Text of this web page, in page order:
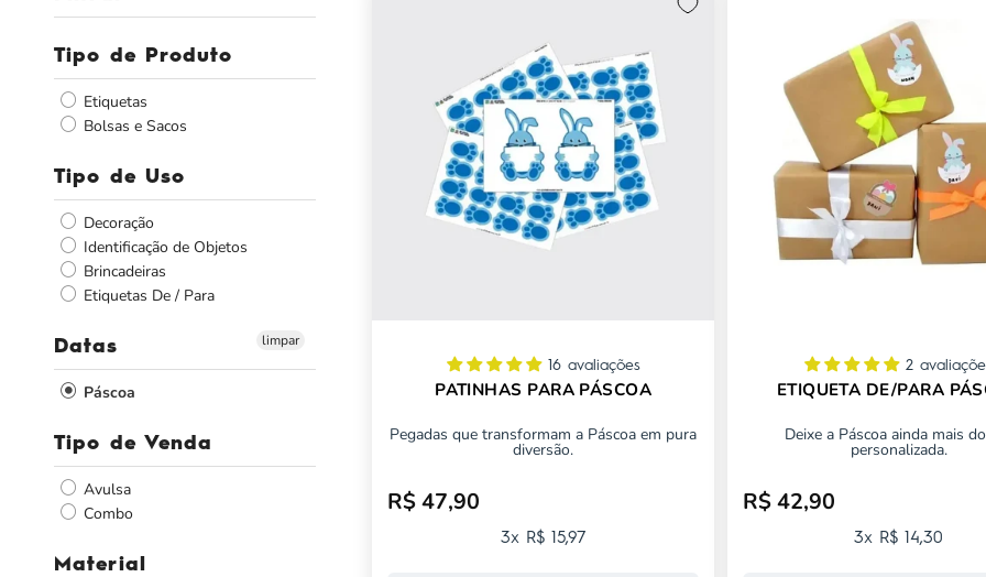
Tipo de Produto
Etiquetas
Bolsas e Sacos
Tipo de Uso
Decoração
Identificação de Objetos
Brincadeiras
Etiquetas De / Para
Datas
Páscoa
limpar
Tipo de Venda
Avulsa
Combo
Material
16 avaliações
PATINHAS PARA PÁSCOA
Pegadas que transformam a Páscoa em pura
diversão.
Preço promocional
R$ 47,90
3x R$ 15,97
2
ETIQUETA DE/PARA
Deixe a Páscoa ainda mais
personalizada.
Preço promocional
R$ 42,90
3x R$ 14,30